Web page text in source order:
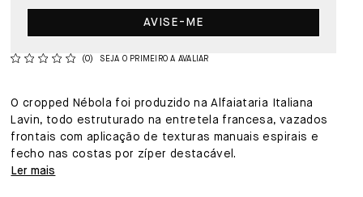
AVISE-ME
(0) SEJA O PRIMEIRO A AVALIAR
O cropped Nébola foi produzido na Alfaiataria Italiana
Lavin, todo estruturado na entretela francesa, vazados
frontais com aplicação de texturas manuais espirais e
fecho nas costas por zíper destacável.
Ler mais